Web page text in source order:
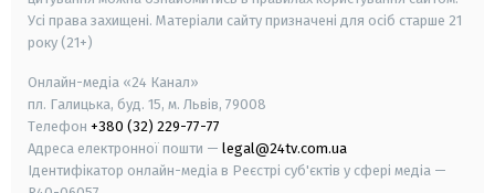
Усі права захищені. Матеріали сайту призначені для осіб старше 21
року (21+)
Онлайн-медіа «24 Канал»
пл. Галицька, буд. 15, м. Львів, 79008
Телефон +380 (32) 229-77-77
Адреса електронної пошти — legal@24tv.com.ua
Ідентифікатор онлайн-медіа в Реєстрі суб'єктів у сфері медіа —